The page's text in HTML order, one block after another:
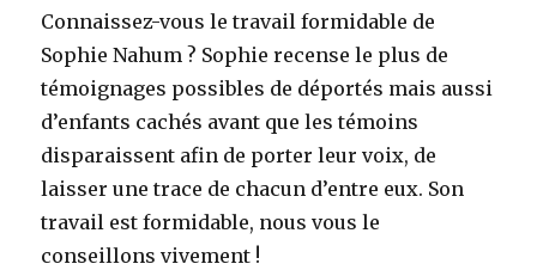
Connaissez-vous le travail formidable de
Sophie Nahum ? Sophie recense le plus de
témoignages possibles de déportés mais aussi
d’enfants cachés avant que les témoins
disparaissent afin de porter leur voix, de
laisser une trace de chacun d’entre eux. Son
travail est formidable, nous vous le
conseillons vivement !